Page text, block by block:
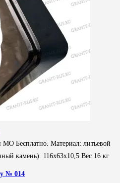
МО Бесплатно. Материал: литьевой
камень). 116х63х10,5 Вес 16 кг
№ 014